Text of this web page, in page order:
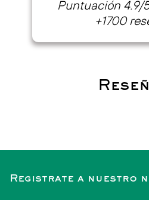
Puntuación 4.9/
+1700
Registrate a nuestro